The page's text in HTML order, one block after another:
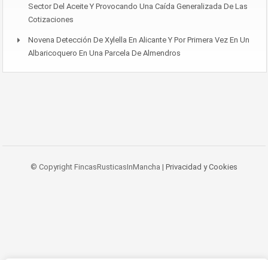
Sector Del Aceite Y Provocando Una Caída Generalizada De Las
Cotizaciones
Novena Detección De Xylella En Alicante Y Por Primera Vez En Un
Albaricoquero En Una Parcela De Almendros
© Copyright FincasRusticasInMancha | Privacidad y Cookies